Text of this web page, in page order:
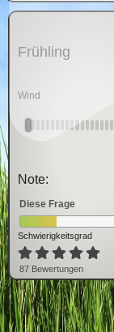
Frühling
Wind
Note:
Diese Frage
Schwierigkeitsgrad
87 Bewertungen